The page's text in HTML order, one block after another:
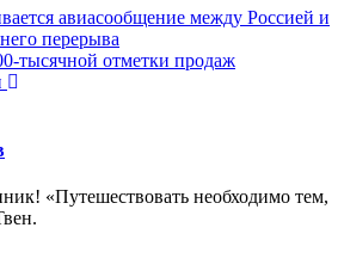
авиасообщение между Россией и
перерыва
тысячной отметки продаж
«Путешествовать необходимо тем,